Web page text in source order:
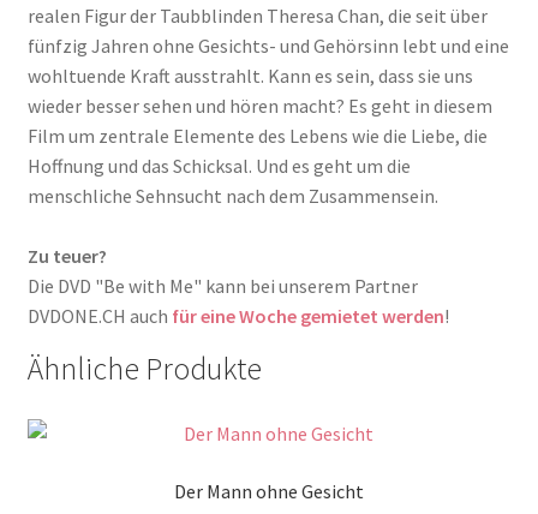
realen Figur der Taubblinden Theresa Chan, die seit über
fünfzig Jahren ohne Gesichts- und Gehörsinn lebt und eine
wohltuende Kraft ausstrahlt. Kann es sein, dass sie uns
wieder besser sehen und hören macht? Es geht in diesem
Film um zentrale Elemente des Lebens wie die Liebe, die
Hoffnung und das Schicksal. Und es geht um die
menschliche Sehnsucht nach dem Zusammensein.
Zu teuer?
Die DVD "Be with Me" kann bei unserem Partner
DVDONE.CH auch für eine Woche gemietet werden!
Ähnliche Produkte
Der Mann ohne Gesicht